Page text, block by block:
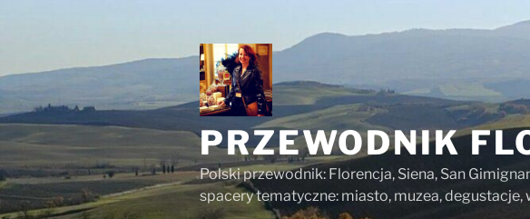
PRZEWODNIK
Polski przewodnik: Florencja, Siena, San
spacery tematyczne: miasto, muzea,